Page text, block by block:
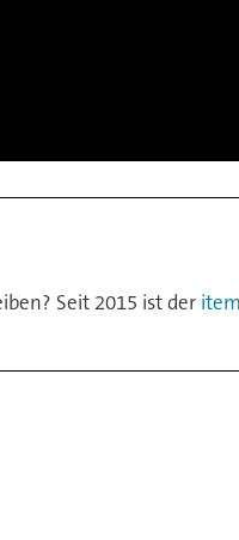
Seit 2015 ist der